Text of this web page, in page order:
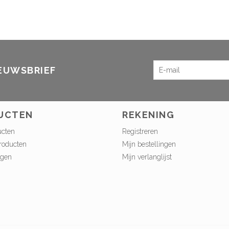
REKENING
Registreren
Mijn bestellingen
Mijn verlanglijst